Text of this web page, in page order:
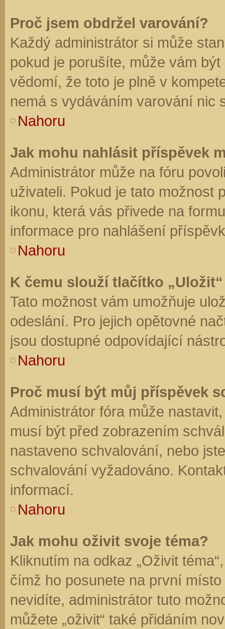
Proč jsem obdržel varování?
Každý administrátor si může
pokud je porušíte, může vám
vědomí, že toto je plně v
nemá s vydáváním varování nic
Nahoru
Jak mohu nahlásit příspěvek
Administrátor může na fóru
uživateli. Pokud je tato možnost
ikonu, která vás přivede na
informace pro nahlášení
Nahoru
K čemu slouží tlačítko
Tato možnost vám umožňuje
odeslání. Pro jejich opětovné
jsou dostupné odpovídající
Nahoru
Proč musí být můj příspěvek
Administrátor fóra může
musí být před zobrazením
nastaveno schvalování, nebo
schvalování vyžadováno.
informací.
Nahoru
Jak mohu oživit svoje téma?
Kliknutím na odkaz „Oživit
čímž ho posunete na první
nevidíte, administrátor tuto
můžete „oživit“ také přidáním